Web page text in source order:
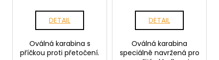
DETAIL
Oválná karabina s
příčkou proti přetočení.
DETAIL
Oválná karabina
speciálně navržená pro